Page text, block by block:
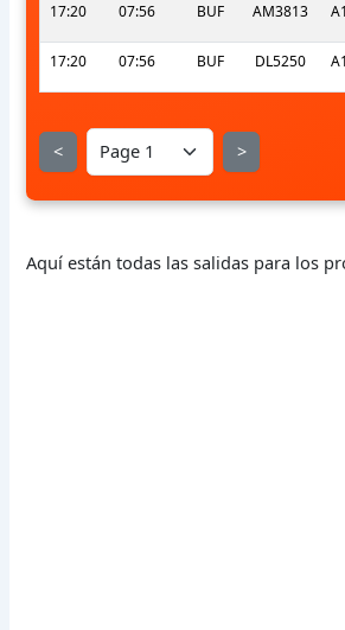
17:20 07:56 BUF AM3813
17:20 07:56 BUF DL5250
< >
Aquí están todas las salidas para los